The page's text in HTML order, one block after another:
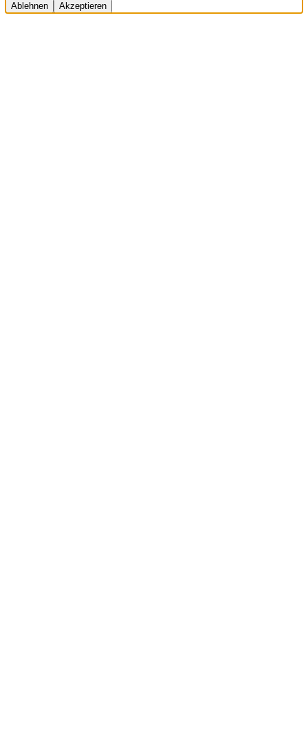
Ablehnen Akzeptieren